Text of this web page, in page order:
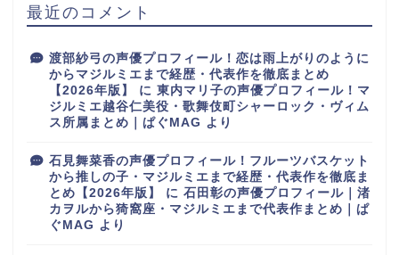
最近のコメント
渡部紗弓の声優プロフィール！恋は雨上がりのように
からマジルミエまで経歴・代表作を徹底まとめ
【2026年版】
に 東内マリ子の声優プロフィール！マ
ジルミエ越谷仁美役・歌舞伎町シャーロック・ヴィム
ス所属まとめ｜ぱぐMAG より
石見舞菜香の声優プロフィール！フルーツバスケット
から推しの子・マジルミエまで経歴・代表作を徹底ま
とめ【2026年版】
に 石田彰の声優プロフィール｜渚
カヲルから猗窩座・マジルミエまで代表作まとめ｜ぱ
ぐMAG より